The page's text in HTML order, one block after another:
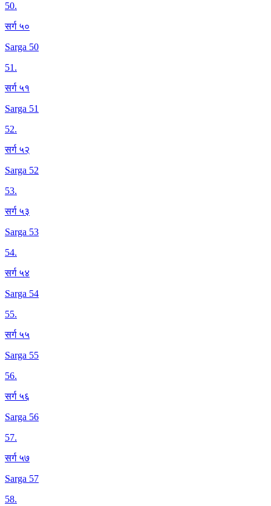
50.
सर्ग ५०
Sarga 50
51.
सर्ग ५१
Sarga 51
52.
सर्ग ५२
Sarga 52
53.
सर्ग ५३
Sarga 53
54.
सर्ग ५४
Sarga 54
55.
सर्ग ५५
Sarga 55
56.
सर्ग ५६
Sarga 56
57.
सर्ग ५७
Sarga 57
58.